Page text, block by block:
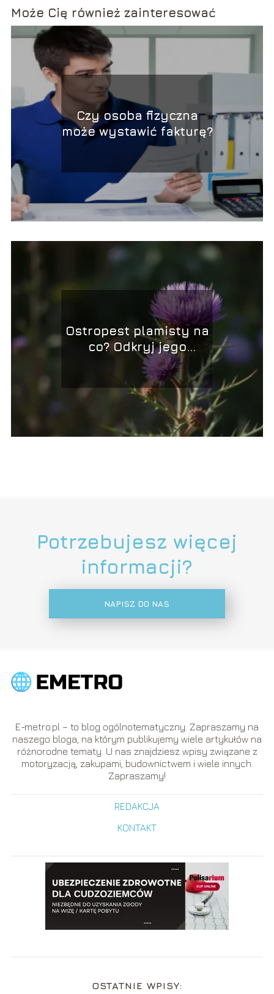
Może Cię również zainteresować
Czy osoba fizyczna
może wystawić fakturę?
Ostropest plamisty na
co? Odkryj jego
właściwości i
zastosowanie
Potrzebujesz więcej
informacji?
NAPISZ DO NAS
E-metro.pl – to blog ogólnotematyczny. Zapraszamy na
naszego bloga, na którym publikujemy wiele artykułów na
różnorodne tematy. U nas znajdziesz wpisy związane z
motoryzacją, zakupami, budownictwem i wiele innych.
Zapraszamy!
REDAKCJA
KONTAKT
OSTATNIE WPISY: